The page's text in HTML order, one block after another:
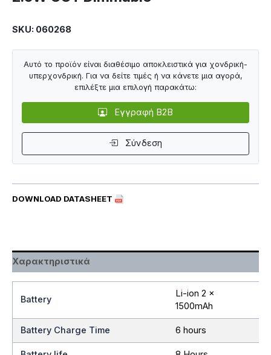
SKU: 060268
DOWNLOAD DATASHEET
Αυτό το προϊόν είναι διαθέσιμο αποκλειστικά για χονδρική-
υπερχονδρική. Για να δείτε τιμές ή να κάνετε μια αγορά,
επιλέξτε μια επιλογή παρακάτω:
Εγγραφή B2B
Σύνδεση
Χαρακτηριστικά
Battery
Li-ion 2 x
1500mAh
Battery Charge Time 6 hours